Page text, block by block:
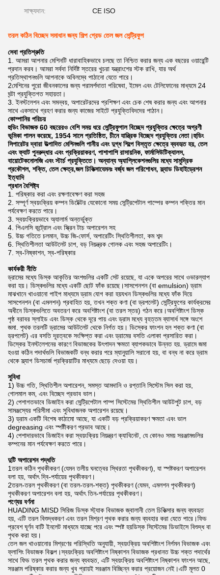
সাক্ষ্যদান: CE ISO
তরল কঠিন বিচ্ছেদ সমাধান জন্য শিল্প গ্রেড তেল জল সেন্ট্রিফুগ
সেবা প্রতিশ্রুতি
1. আমরা আপনার মেশিনটি ধারাবাহিকভাবে চলছে তা নিশ্চিত করার জন্য এক বছরের ওয়ারেন্টি
প্রদান করব। আমরা সর্বদা নির্দিষ্ট স্তরের খুচরা যন্ত্রাংশের স্টক রাখি, যার অর্থ
প্রতিস্থাপনগুলি আপনাকে অবিলম্বে পাঠানো যেতে পারে।
2মেশিনের পুরো জীবনকালের জন্য পরামর্শদাতা পরিষেবা, ইমেল এবং টেলিফোনের মাধ্যমে 24
ঘন্টা প্রযুক্তিগত সহায়তা।
3. ইনস্টলেশন এবং সমন্বয়, অপারেটরদের প্রশিক্ষণ এবং চেক শেষ করার জন্য এবং আপনার
সাথে একসাথে গ্রহণ করার জন্য কাজের সাইটে প্রযুক্তিবিদদের পাঠান।
কোম্পানির পরিচয়
হুডিং বিভাজক 60 বছরেরও বেশি সময় ধরে সেন্ট্রিফুগাল বিচ্ছেদ প্রযুক্তির ক্ষেত্রে অগ্রণী
ভূমিকা পালন করেছে, 1954 সালে প্রতিষ্ঠিত, চীনে যান্ত্রিক বিচ্ছেদ প্রযুক্তির নেতা।হুডিং
সিপারেটর দ্বারা উত্পাদিত মেশিনগুলি পানীয় এবং দুগ্ধ শিল্পে বিস্তৃত ক্ষেত্রে ব্যবহৃত হয়, তেল
এবং ফ্যাট পুনরুদ্ধার এবং প্রক্রিয়াকরণ, পাশাপাশি রাসায়নিক, ফার্মাসিউটিক্যালস,
বায়োটেকনোলজি এবং স্টার্চ প্রযুক্তিতে। অন্যান্য অ্যাপ্লিকেশনগুলির মধ্যে সামুদ্রিক
প্রকৌশল, শক্তি, তেল ক্ষেত্র,জল চিকিত্সাযেমনঃ বর্জ্য জল পরিশোধন, স্ল্যাড ডিহাইড্রেশন
ইত্যাদি
প্রধান বৈশিষ্ট্য
পরিষ্কার করা এবং রক্ষণাবেক্ষণ করা সহজ
সম্পূর্ণ স্বয়ংক্রিয় কম্পন ডিটেক্টর যেকোনো সময় সেন্ট্রিপেটাল পাম্পের কম্পন শক্তির মান
পর্যবেক্ষণ করতে পারে।
স্বয়ংক্রিয়ভাবে অ্যালার্ম অন্তর্ভুক্ত
পিএলসি কন্ট্রোল এবং স্ক্রিন টাচ অপারেশন সহ
উচ্চ গতিতে চলমান, উচ্চ জি-ফোর্স, অপারেটিং স্থিতিশীলতা, কম শব্দ
স্থিতিশীলতা আউটলেট চাপ, বড় নিয়ন্ত্রক গোলক এবং সহজ অপারেটিং।
স্ব-নিষ্কাশন, স্ব-পরিষ্কার
কার্যকরী নীতি
ড্রামের মধ্যে ডিস্ক আকৃতির অংশগুলির একটি সেট রয়েছে, যা একে অপরের সাথে ওভারল্যাপ
করা হয়। ডিস্কগুলির মধ্যে একটি ছোট ফাঁক রয়েছে।সাসপেনশন (বা emulsion) ড্রাম
মাঝখানে খাওয়ানো পাইপ মাধ্যমে ড্রাম যোগ করা হয়যখন ডিস্কগুলির মধ্যে ফাঁক দিয়ে
সাসপেনশন (বা এমলশন) প্রবাহিত হয়, তখন শক্ত কণা (বা ড্রপলেট) সেন্ট্রিফুগের কার্যক্রমের
অধীনে ডিস্কগুলিতে অবতরণ করে অবশিষ্টাংশ (বা তরল স্তর) গঠন করে।অবশিষ্টাংশ ডিস্ক
পৃষ্ঠ বরাবর স্লাইড এবং ডিস্ক থেকে দূরে পায় এবং ড্রাম মধ্যে বৃহত্তম ব্যাসার্ধ সঙ্গে অংশে
জমা. পৃথক তরলটি ড্রামের আউটলেট থেকে নির্গত হয়। ডিস্কের ফাংশন হল শক্ত কণা (বা
ড্রপলেট) এর বসতি দূরত্বকে সংক্ষিপ্ত করা এবং ড্রামের বসতি এলাকা প্রসারিত করা।
ডিস্কের ইনস্টলেশনের কারণে বিভাজকের উৎপাদন ক্ষমতা ব্যাপকভাবে উন্নত হয়. ড্রামে জমা
হওয়া কঠিন পদার্থগুলি বিভাজকটি বন্ধ করার পরে ম্যানুয়ালি সরানো হয়, বা বন্ধ না করে ড্রাম
থেকে স্ল্যাগ ডিসচার্জ প্রক্রিয়াটির মাধ্যমে ছেড়ে দেওয়া হয়।
সুবিধা
1) উচ্চ গতি, স্থিতিশীল অপারেশন, সমস্ত আমদানি ও রপ্তানি সিস্টেম সিল করা হয়,
গোলমাল কম, এবং বিচ্ছেদ প্রভাব ভাল।
2) পেশাগতভাবে ডিজাইন করা সেন্ট্রিপেটাল পাম্প সিস্টেমের স্থিতিশীল আউটপুট চাপ, বড়
সামঞ্জস্যের পরিসীমা এবং সুবিধাজনক অপারেশন রয়েছে।
3) ড্রাম একটি বিশেষ কাঠামো আছে, যা একটি বড় প্রক্রিয়াকরণ ক্ষমতা এবং ভাল
degreasing এবং স্পষ্টীকরণ প্রভাব আছে।
4) পেশাদারভাবে ডিজাইন করা স্বয়ংক্রিয় নিয়ন্ত্রণ ক্যাবিনেট, যে কোনও সময় সরঞ্জামগুলির
কম্পনের মান পর্যবেক্ষণ করতে পারে।
দুটি অপারেশন পদ্ধতি
1তরল কঠিন পৃথকীকরণ (যেমন তলীয় ঘনত্বের স্থিরতা পৃথকীকরণ), যা স্পষ্টকরণ অপারেশন
বলা হয়, অর্থাৎ দ্বি-পর্যায়ের পৃথকীকরণ।
2তরল-তরল পৃথকীকরণ (বা তরল-তরল-শক্ত) পৃথকীকরণ (যেমন, এমলশন পৃথকীকরণ)
পৃথকীকরণ অপারেশন বলা হয়, অর্থাৎ তিন-পর্যায়ের পৃথকীকরণ।
পণ্যের বর্ণনা
HUADING MISD সিরিজ ডিস্ক স্ট্যাক বিভাজক জ্বালানী তেল চিকিত্সার জন্য ব্যবহৃত
হয়, এটি তরল বিশুদ্ধকরণ এবং তরল মিশ্রণ পৃথক করার জন্য ব্যবহার করা যেতে পারে।ফিড
প্রবেশ ঘূর্ণন বাটি ইনলেট মাধ্যমে যাচ্ছে পরে এবং স্পষ্ট হয়ডিস্ক সিস্টেমের ডিভাইসে বিশুদ্ধ বা
পৃথক করা হয়।
তেল জল খাওয়ানোর মিশ্রণের পরিস্থিতি অনুযায়ী, স্বয়ংক্রিয় অবশিষ্টাংশ নির্গমন বিভাজক এবং
ফ্লাশিং বিভাজক বিকল্প।স্বয়ংক্রিয় অবশিষ্টাংশ নিষ্কাশন বিভাজক প্রধানত উচ্চ শক্ত পদার্থের
সাথে ফিড তরল পৃথক করার জন্য ব্যবহৃত, এটি স্বয়ংক্রিয় অবশিষ্টাংশ নিষ্কাশন ফাংশন আছে,
সরঞ্জাম পরিষ্কার করার জন্য খুব প্রায়ই সরঞ্জাম বিচ্ছিন্ন করার প্রয়োজন নেই।এটি মূলত 0